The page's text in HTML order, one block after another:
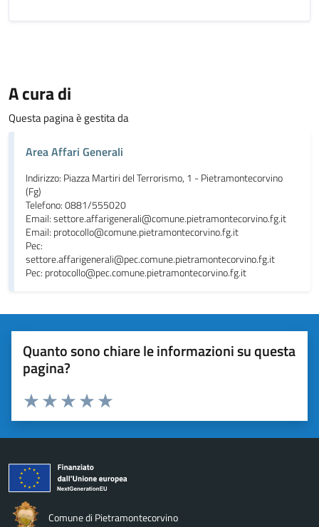
A cura di
Questa pagina è gestita da
Area Affari Generali
Indirizzo: Piazza Martiri del Terrorismo, 1 - Pietramontecorvino
(Fg)
Telefono: 0881/555020
Email: settore.affarigenerali@comune.pietramontecorvino.fg.it
Email: protocollo@comune.pietramontecorvino.fg.it
Pec:
settore.affarigenerali@pec.comune.pietramontecorvino.fg.it
Pec: protocollo@pec.comune.pietramontecorvino.fg.it
Quanto sono chiare le informazioni su questa
pagina?
Valuta da 1 a 5 stelle la pagina
Valuta 5 stelle su 5
Valuta 4 stelle su 5
Valuta 3 stelle su 5
Valuta 2 stelle su 5
Valuta 1 stelle su 5
Comune di Pietramontecorvino